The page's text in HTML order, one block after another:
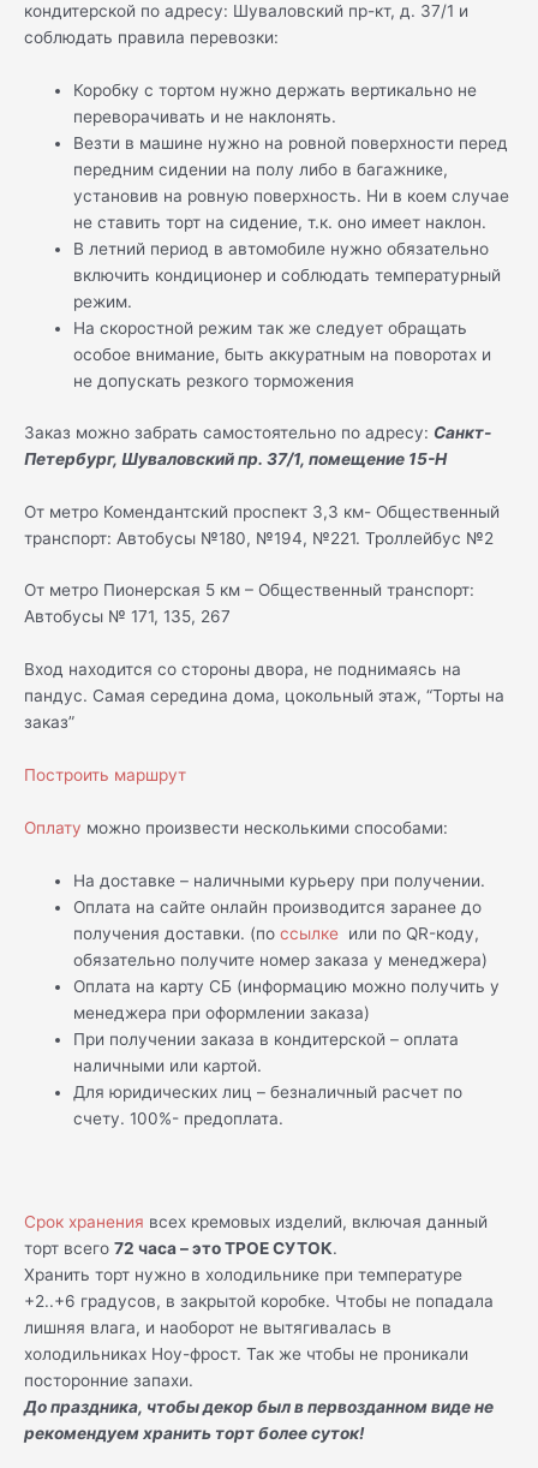
кондитерской по адресу: Шуваловский пр-кт, д. 37/1 и
соблюдать правила перевозки:
Коробку с тортом нужно держать вертикально не
переворачивать и не наклонять.
Везти в машине нужно на ровной поверхности перед
передним сидении на полу либо в багажнике,
установив на ровную поверхность. Ни в коем случае
не ставить торт на сидение, т.к. оно имеет наклон.
В летний период в автомобиле нужно обязательно
включить кондиционер и соблюдать температурный
режим.
На скоростной режим так же следует обращать
особое внимание, быть аккуратным на поворотах и
не допускать резкого торможения
Заказ можно забрать самостоятельно по адресу: Санкт-
Петербург, Шуваловский пр. 37/1, помещение 15-Н
От метро Комендантский проспект 3,3 км- Общественный
транспорт: Автобусы №180, №194, №221. Троллейбус №2
От метро Пионерская 5 км – Общественный транспорт:
Автобусы № 171, 135, 267
Вход находится со стороны двора, не поднимаясь на
пандус. Самая середина дома, цокольный этаж, “Торты на
заказ”
Построить маршрут
Оплату можно произвести несколькими способами:
На доставке – наличными курьеру при получении.
Оплата на сайте онлайн производится заранее до
получения доставки. (поссылке или по QR-коду,
обязательно получите номер заказа у менеджера)
Оплата на карту СБ (информацию можно получить у
менеджера при оформлении заказа)
При получении заказа в кондитерской – оплата
наличными или картой.
Для юридических лиц – безналичный расчет по
счету. 100%- предоплата.
Срок хранения всех кремовых изделий, включая данный
торт всего 72 часа – это ТРОЕ СУТОК.
Хранить торт нужно в холодильнике при температуре
+2..+6 градусов, в закрытой коробке. Чтобы не попадала
лишняя влага, и наоборот не вытягивалась в
холодильниках Ноу-фрост. Так же чтобы не проникали
посторонние запахи.
До праздника, чтобы декор был в первозданном виде не
рекомендуем хранить торт более суток!